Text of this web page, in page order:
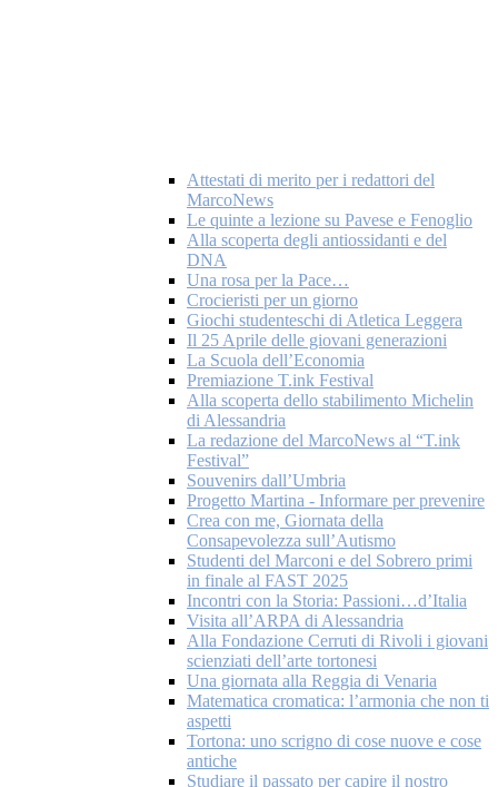
Attestati di merito per i redattori del
MarcoNews
Le quinte a lezione su Pavese e Fenoglio
Alla scoperta degli antiossidanti e del
DNA
Una rosa per la Pace…
Crocieristi per un giorno
Giochi studenteschi di Atletica Leggera
Il 25 Aprile delle giovani generazioni
La Scuola dell’Economia
Premiazione T.ink Festival
Alla scoperta dello stabilimento Michelin
di Alessandria
La redazione del MarcoNews al “T.ink
Festival”
Souvenirs dall’Umbria
Progetto Martina - Informare per prevenire
Crea con me, Giornata della
Consapevolezza sull’Autismo
Studenti del Marconi e del Sobrero primi
in finale al FAST 2025
Incontri con la Storia: Passioni…d’Italia
Visita all’ARPA di Alessandria
Alla Fondazione Cerruti di Rivoli i giovani
scienziati dell’arte tortonesi
Una giornata alla Reggia di Venaria
Matematica cromatica: l’armonia che non ti
aspetti
Tortona: uno scrigno di cose nuove e cose
antiche
Studiare il passato per capire il nostro